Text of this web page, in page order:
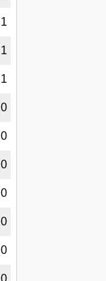
1
1
1
0
0
0
0
0
0
0